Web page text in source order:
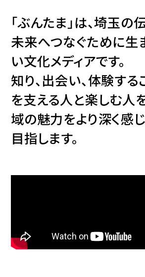
「ぶんたま」は、埼玉
未来へつなぐために生
い文化メディアです。
知り、出会い、体験する
を支える人と楽しむ人
域の魅力をより深く感
目指します。